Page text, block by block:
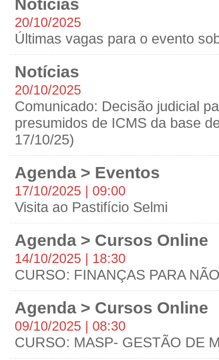
20/10/2025
Últimas vagas para o evento
Notícias
20/10/2025
Comunicado: Decisão judicial
presumidos de ICMS da base
17/10/25)
Agenda > Eventos
17/10/2025 | 09:00
Visita ao Pastifício Selmi
Agenda > Cursos Online
14/10/2025 | 18:30
CURSO: FINANÇAS PARA
Agenda > Cursos Online
09/10/2025 | 08:30
CURSO: MASP- GESTÃO DE